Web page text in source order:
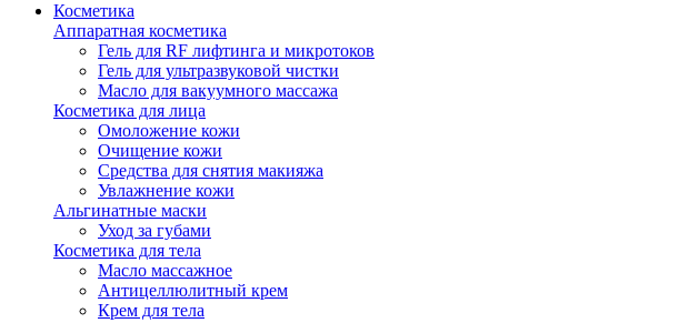
Косметика
Аппаратная косметика
Гель для RF лифтинга и микротоков
Гель для ультразвуковой чистки
Масло для вакуумного массажа
Косметика для лица
Омоложение кожи
Очищение кожи
Средства для снятия макияжа
Увлажнение кожи
Альгинатные маски
Уход за губами
Косметика для тела
Масло массажное
Антицеллюлитный крем
Крем для тела